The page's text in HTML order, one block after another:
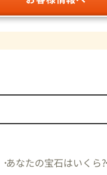
あなたの宝石はいくら?